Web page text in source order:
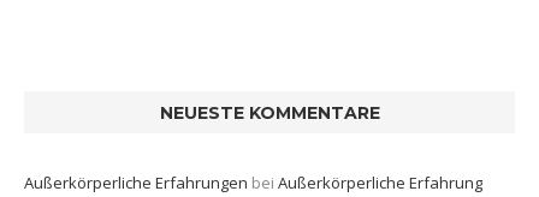
NEUESTE KOMMENTARE
Außerkörperliche Erfahrungen bei Außerkörperliche Erfahrung